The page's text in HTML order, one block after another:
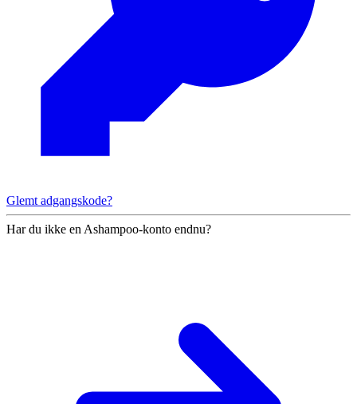
Glemt adgangskode?
Har du ikke en Ashampoo-konto endnu?